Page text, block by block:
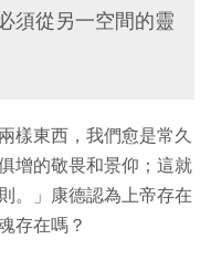
須從另一空間的靈
樣東西，我們愈是常久
增的敬畏和景仰；這就
。」康德認為上帝存在
存在嗎？